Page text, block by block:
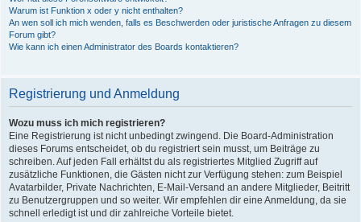
Warum ist Funktion x oder y nicht enthalten?
An wen soll ich mich wenden, falls es Beschwerden oder juristische Anfragen zu diesem
Forum gibt?
Wie kann ich einen Administrator des Boards kontaktieren?
Registrierung und Anmeldung
Wozu muss ich mich registrieren?
Eine Registrierung ist nicht unbedingt zwingend. Die Board-Administration
dieses Forums entscheidet, ob du registriert sein musst, um Beiträge zu
schreiben. Auf jeden Fall erhältst du als registriertes Mitglied Zugriff auf
zusätzliche Funktionen, die Gästen nicht zur Verfügung stehen: zum Beispiel
Avatarbilder, Private Nachrichten, E-Mail-Versand an andere Mitglieder, Beitritt
zu Benutzergruppen und so weiter. Wir empfehlen dir eine Anmeldung, da sie
schnell erledigt ist und dir zahlreiche Vorteile bietet.